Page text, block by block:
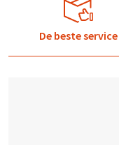
De beste service